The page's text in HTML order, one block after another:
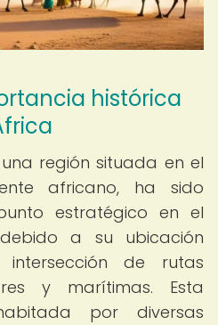
histórica
región situada en el
africano, ha sido
estratégico en el
a su ubicación
de rutas
y marítimas. Esta
por diversas